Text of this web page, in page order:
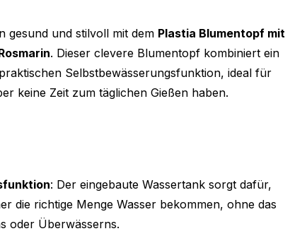
gesund und stilvoll mit dem Plastia Blumentopf mit
. Dieser clevere Blumentopf kombiniert ein
Selbstbewässerungsfunktion, ideal für
keine Zeit zum täglichen Gießen haben.
: Der eingebaute Wassertank sorgt dafür,
die richtige Menge Wasser bekommen, ohne das
oder Überwässerns.